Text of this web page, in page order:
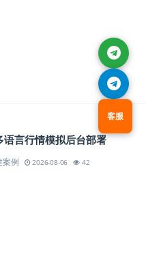
言行情模拟后台部署
案例 2026-08-06 42
客服